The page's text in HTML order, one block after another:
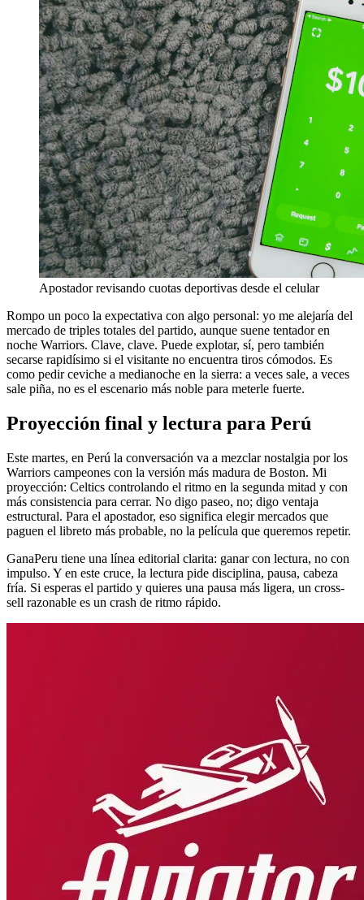
Apostador revisando cuotas deportivas desde el celular
Rompo un poco la expectativa con algo personal: yo me alejaría del
mercado de triples totales del partido, aunque suene tentador en
noche Warriors. Clave, clave. Puede explotar, sí, pero también
secarse rapidísimo si el visitante no encuentra tiros cómodos. Es
como pedir ceviche a medianoche en la sierra: a veces sale, a veces
sale piña, no es el escenario más noble para meterle fuerte.
Proyección final y lectura para Perú
Este martes, en Perú la conversación va a mezclar nostalgia por los
Warriors campeones con la versión más madura de Boston. Mi
proyección: Celtics controlando el ritmo en la segunda mitad y con
más consistencia para cerrar. No digo paseo, no; digo ventaja
estructural. Para el apostador, eso significa elegir mercados que
paguen el libreto más probable, no la película que queremos repetir.
GanaPeru tiene una línea editorial clarita: ganar con lectura, no con
impulso. Y en este cruce, la lectura pide disciplina, pausa, cabeza
fría. Si esperas el partido y quieres una pausa más ligera, un cross-
sell razonable es un crash de ritmo rápido.